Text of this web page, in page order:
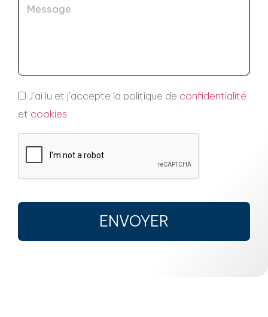
J'ai lu et j'accepte la politique de confidentialité
et cookies
ENVOYER